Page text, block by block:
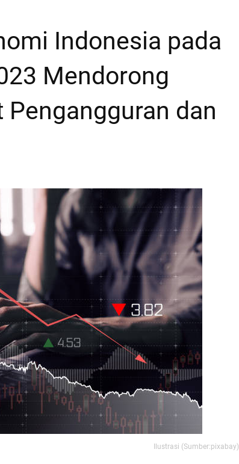
Indonesia pada
Mendorong
dan
Ilustrasi (Sumber:pixabay)